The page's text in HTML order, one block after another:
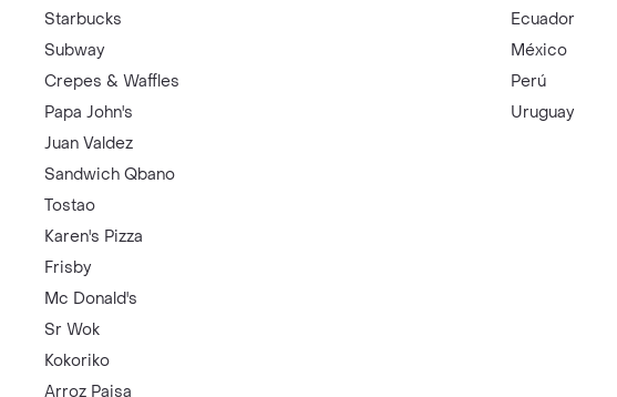
Starbucks
Subway
Crepes & Waffles
Papa John's
Juan Valdez
Sandwich Qbano
Tostao
Karen's Pizza
Frisby
Mc Donald's
Sr Wok
Kokoriko
Arroz Paisa
Ecuador
México
Perú
Uruguay